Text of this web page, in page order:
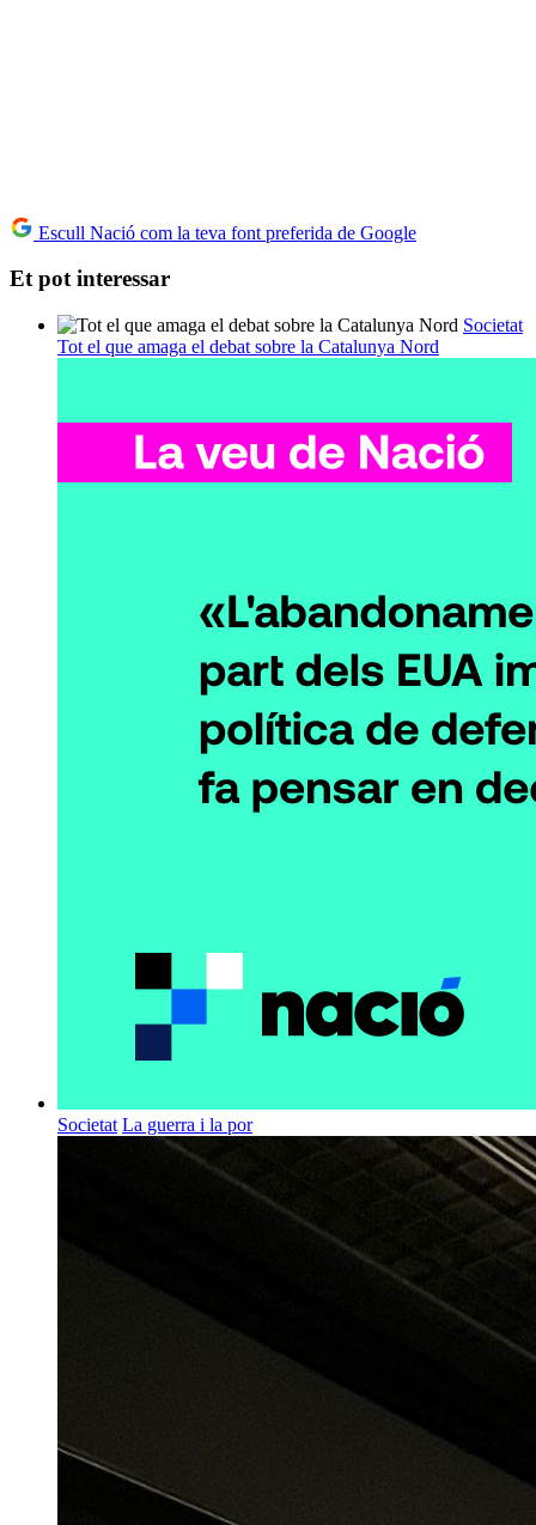
Escull Nació com la teva font preferida de Google
Et pot interessar
Societat
Tot el que amaga el debat sobre la Catalunya Nord
Societat La guerra i la por